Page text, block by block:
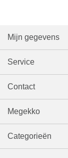
Mijn gegevens
Service
Contact
Megekko
Categorieën